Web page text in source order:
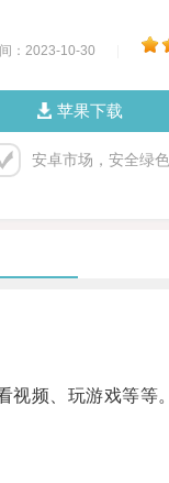
：2023-10-30
苹果下载
安卓市场，安全绿色
频、玩游戏等等。